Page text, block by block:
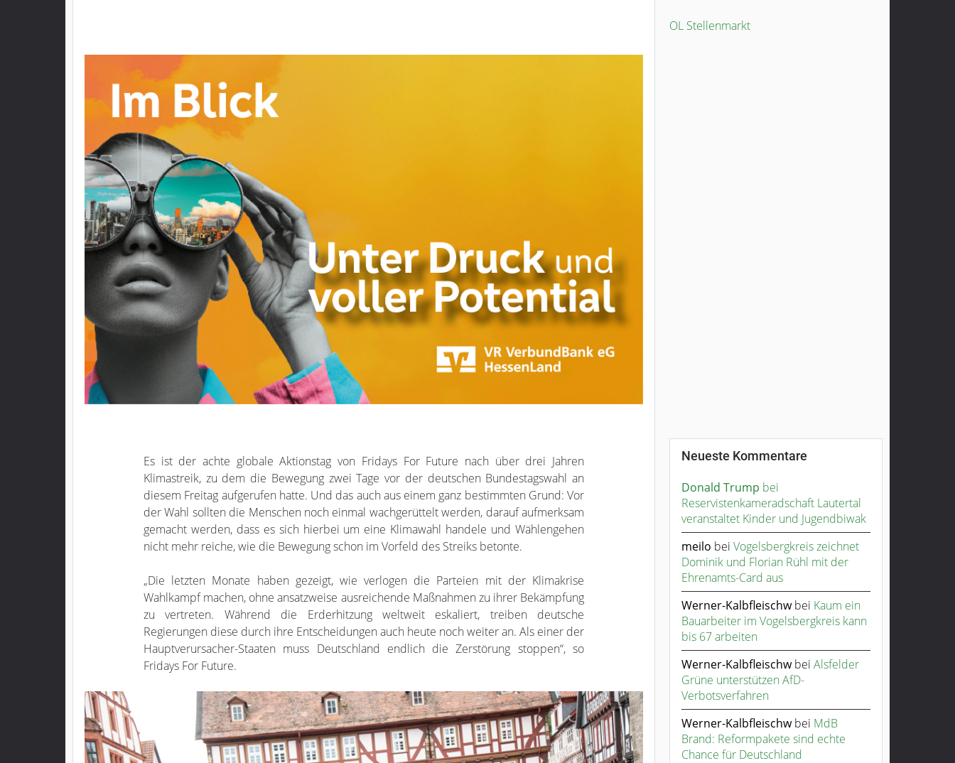
Impressum
Datenschutzerklärung
Es ist der achte globale Aktionstag von Fridays For Future nach über drei Jahren
Klimastreik, zu dem die Bewegung zwei Tage vor der deutschen Bundestagswahl an
diesem Freitag aufgerufen hatte. Und das auch aus einem ganz bestimmten Grund: Vor
der Wahl sollten die Menschen noch einmal wachgerüttelt werden, darauf aufmerksam
gemacht werden, dass es sich hierbei um eine Klimawahl handele und Wählengehen
nicht mehr reiche, wie die Bewegung schon im Vorfeld des Streiks betonte.
„Die letzten Monate haben gezeigt, wie verlogen die Parteien mit der Klimakrise
Wahlkampf machen, ohne ansatzweise ausreichende Maßnahmen zu ihrer Bekämpfung
zu vertreten. Während die Erderhitzung weltweit eskaliert, treiben deutsche
Regierungen diese durch ihre Entscheidungen auch heute noch weiter an. Als einer der
Hauptverursacher-Staaten muss Deutschland endlich die Zerstörung stoppen“, so
Fridays For Future.
OL Stellenmarkt
Neueste Kommentare
Donald Trump bei
Reservistenkameradschaft Lautertal
veranstaltet Kinder und Jugendbiwak
meilo bei Vogelsbergkreis zeichnet
Dominik und Florian Rühl mit der
Ehrenamts-Card aus
Werner-Kalbfleischwbei Kaum ein
Bauarbeiter im Vogelsbergkreis kann
bis 67 arbeiten
Werner-Kalbfleischwbei Alsfelder
Grüne unterstützen AfD-
Verbotsverfahren
Werner-Kalbfleischwbei MdB
Brand: Reformpakete sind echte
Chance für Deutschland